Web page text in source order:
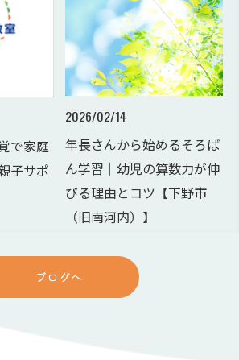
で家庭
子サポ
2026/02/14
年長さんから始めるそろば
ん学習｜幼児の算数力が伸
びる理由とコツ【下野市
（旧南河内）】
ブログへ